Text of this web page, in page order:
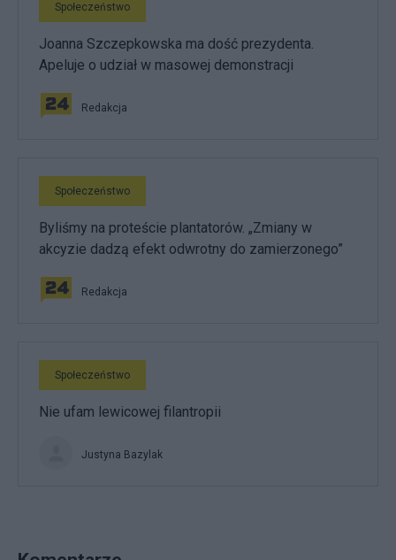
Społeczeństwo
Joanna Szczepkowska ma dość prezydenta.
Apeluje o udział w masowej demonstracji
Redakcja
Społeczeństwo
Byliśmy na proteście plantatorów. „Zmiany w
akcyzie dadzą efekt odwrotny do zamierzonego”
Redakcja
Społeczeństwo
Nie ufam lewicowej filantropii
Justyna Bazylak